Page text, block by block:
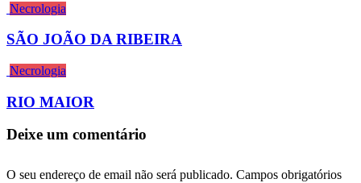
Necrologia
SÃO JOÃO DA RIBEIRA
Necrologia
RIO MAIOR
Deixe um comentário
O seu endereço de email não será publicado. Campos obrigatórios